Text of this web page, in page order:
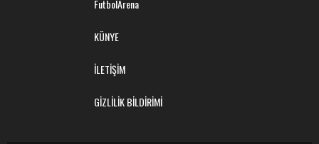
FutbolArena
KÜNYE
İLETİŞİM
GİZLİLİK BİLDİRİMİ